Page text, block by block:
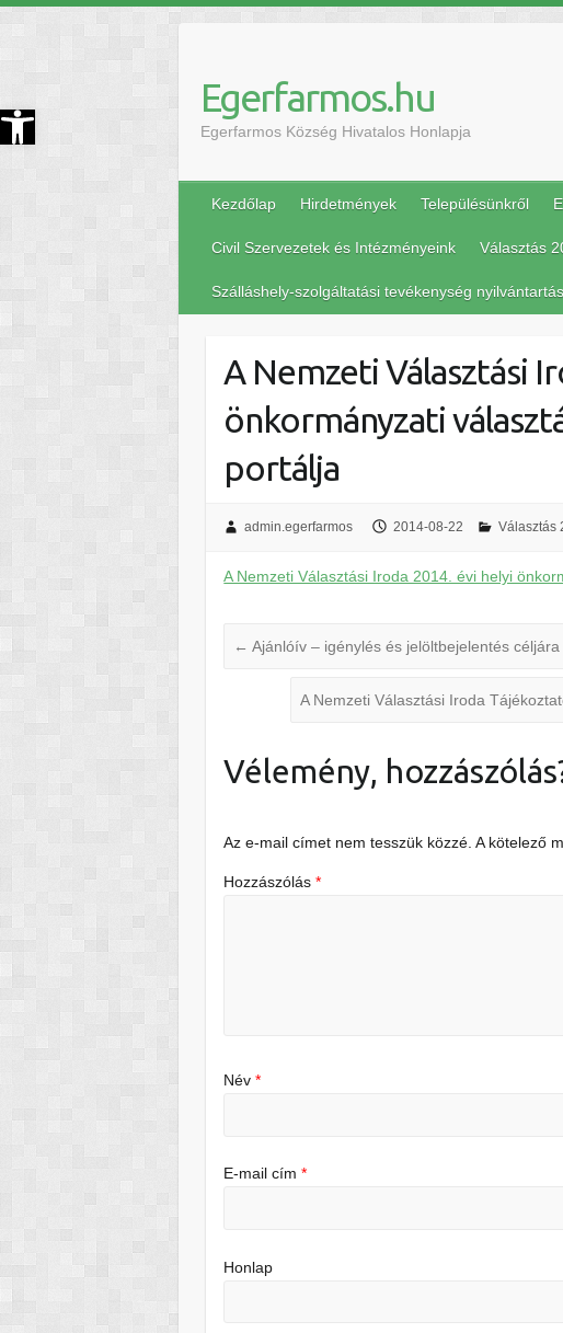
Eszköztár megnyitása Egerfarmos.hu
Egerfarmos Község Hivatalos Honlapja
Kezdőlap Hirdetmények Településünkről
Civil Szervezetek és Intézményeink Választás
Szálláshely-szolgáltatási tevékenység
A Nemzeti Választási
önkormányzati
portálja
admin.egerfarmos 2014-08-22 Választás
A Nemzeti Választási Iroda 2014. évi helyi
← Ajánlóív – igénylés és jelöltbejelentés
A Nemzeti Választási Iroda
Vélemény,
Az e-mail címet nem tesszük közzé. A kötelező
Hozzászólás*
Név*
E-mail cím*
Honlap